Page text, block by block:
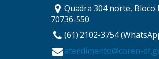
Quadra 304 norte, Bloco
70736-550
(61) 2102-3754
atendimento@coren-